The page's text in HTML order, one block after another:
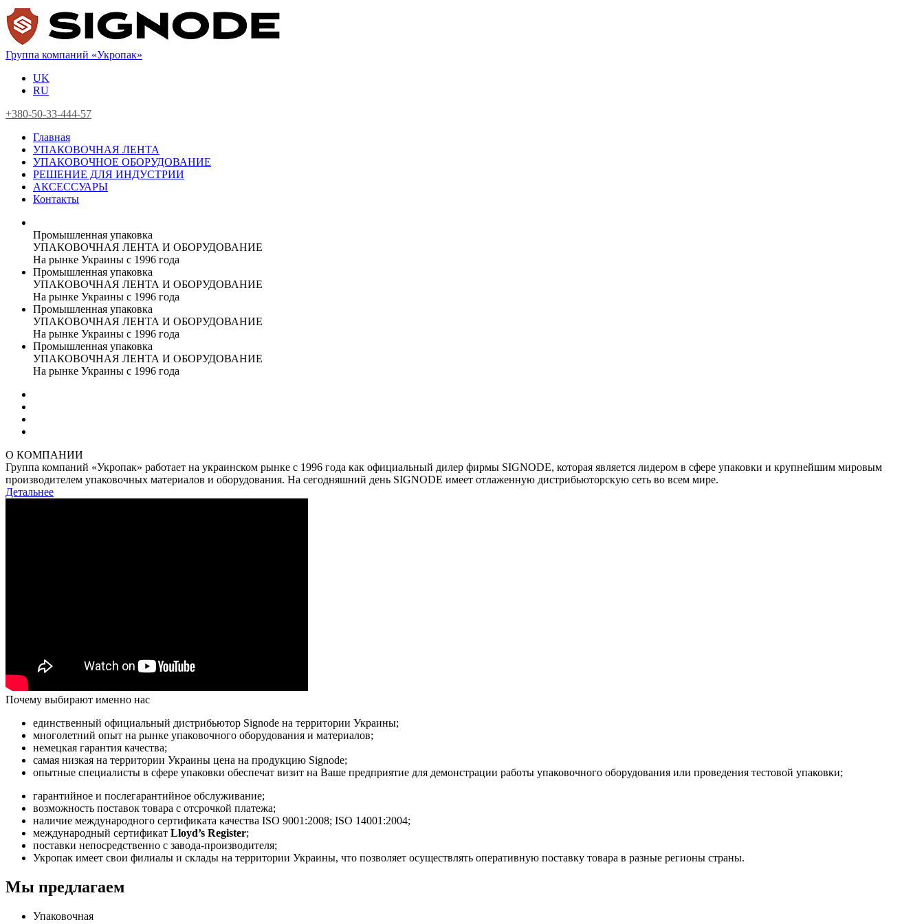
Группа компаний «Укропак»
UK
RU
+380-50-33-444-57
Главная
УПАКОВОЧНАЯ ЛЕНТА
УПАКОВОЧНОЕ ОБОРУДОВАНИЕ
РЕШЕНИЕ ДЛЯ ИНДУСТРИИ
АКСЕССУАРЫ
Контакты
Промышленная упаковка
УПАКОВОЧНАЯ ЛЕНТА И ОБОРУДОВАНИЕ
На рынке Украины с 1996 года
Промышленная упаковка
УПАКОВОЧНАЯ ЛЕНТА И ОБОРУДОВАНИЕ
На рынке Украины с 1996 года
Промышленная упаковка
УПАКОВОЧНАЯ ЛЕНТА И ОБОРУДОВАНИЕ
На рынке Украины с 1996 года
Промышленная упаковка
УПАКОВОЧНАЯ ЛЕНТА И ОБОРУДОВАНИЕ
На рынке Украины с 1996 года
О КОМПАНИИ
Группа компаний «Укропак» работает на украинском рынке с 1996 года как официальный дилер фирмы SIGNODE, которая является лидером в сфере упаковки и крупнейшим мировым
производителем упаковочных материалов и оборудования. На сегодняшний день SIGNODE имеет отлаженную дистрибьюторскую сеть во всем мире.
Детальнее
Почему выбирают именно нас
единственный официальный дистрибьютор Signode на территории Украины;
многолетний опыт на рынке упаковочного оборудования и материалов;
немецкая гарантия качества;
самая низкая на территории Украины цена на продукцию Signode;
опытные специалисты в сфере упаковки обеспечат визит на Ваше предприятие для демонстрации работы упаковочного оборудования или проведения тестовой упаковки;
гарантийное и послегарантийное обслуживание;
возможность поставок товара с отсрочкой платежа;
наличие международного сертификата качества ISO 9001:2008; ISO 14001:2004;
международный сертификат Lloyd’s Register;
поставки непосредственно с завода-производителя;
Укропак имеет свои филиалы и склады на территории Украины, что позволяет осуществлять оперативную поставку товара в разные регионы страны.
Мы предлагаем
Упаковочная